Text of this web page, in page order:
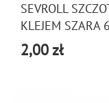
SEVROLL
KLEJEM SZARA
2,00 zł